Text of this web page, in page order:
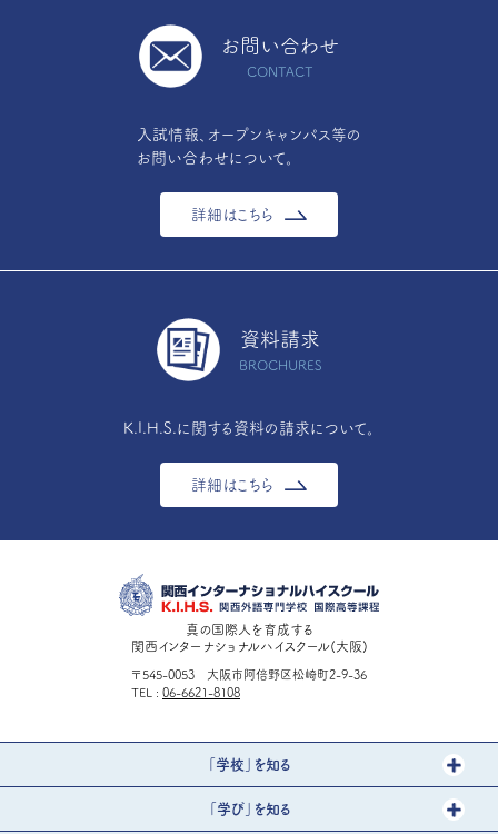
お問い合わせ
CONTACT
入試情報、オープンキャンパス等の
お問い合わせについて。
詳細はこちら
資料請求
BROCHURES
K.I.H.S.に関する資料の請求について。
詳細はこちら
真の国際人を育成する
関西インターナショナルハイスクール(大阪)
〒545-0053 大阪市阿倍野区松崎町2-9-36
TEL
06-6621-8108
「学校」を知る
「学び」を知る